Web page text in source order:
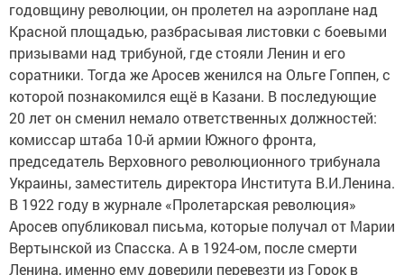
годовщину революции, он пролетел на аэроплане над
Красной площадью, разбрасывая листовки с боевыми
призывами над трибуной, где стояли Ленин и его
соратники. Тогда же Аросев женился на Ольге Гоппен, с
которой познакомился ещё в Казани. В последующие
20 лет он сменил немало ответственных должностей:
комиссар штаба 10-й армии Южного фронта,
председатель Верховного революционного трибунала
Украины, заместитель директора Института В.И.Ленина.
В 1922 году в журнале «Пролетарская революция»
Аросев опубликовал письма, которые получал от Марии
Вертынской из Спасска. А в 1924-ом, после смерти
Ленина, именно ему доверили перевезти из Горок в